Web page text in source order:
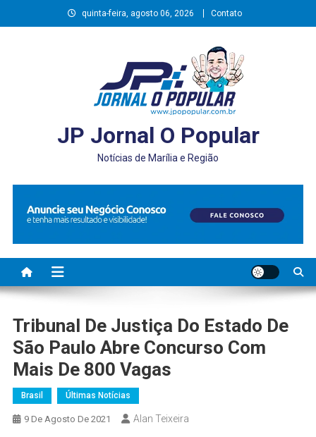
to
quinta-feira, agosto 06, 2026 Contato
JP Jornal O Popular
Notícias de Marília e Região
Tribunal De Justiça Do Estado De
São Paulo Abre Concurso Com
Mais De 800 Vagas
Brasil Últimas Notícias
9 De Agosto De 2021 Alan Teixeira